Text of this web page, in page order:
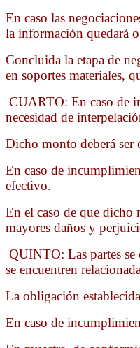
En caso las
la información quedará
Concluida la etapa de
en soportes materiales,
CUARTO: En caso de
necesidad de
Dicho monto deberá ser
En caso de
efectivo.
En el caso de que dicho
mayores daños y
QUINTO: Las partes se
se encuentren
La obligación
En caso de